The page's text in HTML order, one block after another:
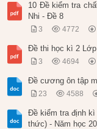
10 Đề kiểm tra
Nhi - Đề 8
3 4772
Đề thi học kì 2 Lớp
3 4694
Đề cương ôn tập
23 4588
Đề kiểm tra định kì
thức) - Năm học